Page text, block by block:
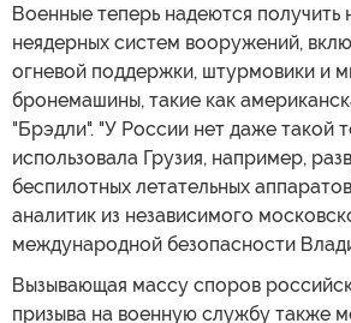
Военные теперь надеются получить
неядерных систем вооружений,
огневой поддержки, штурмовики и
бронемашины, такие как
"Брэдли". "У России нет даже такой
использовала Грузия, например,
беспилотных летательных
аналитик из независимого
международной безопасности
Вызывающая массу споров
призыва на военную службу также